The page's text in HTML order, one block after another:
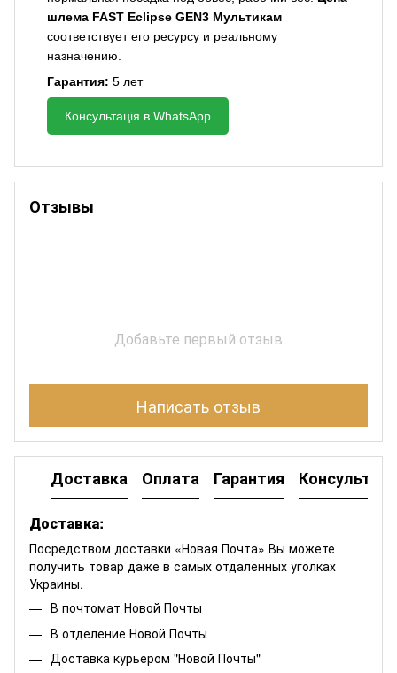
шлема FAST Eclipse GEN3 Мультикам
соответствует его ресурсу и реальному
назначению.
Гарантия: 5 лет
Консультація в WhatsApp
Отзывы
Добавьте первый отзыв
Написать отзыв
Доставка Оплата Гарантия
Доставка:
Посредством доставки «Новая Почта» Вы можете
получить товар даже в самых отдаленных уголках
Украины.
В почтомат Новой Почты
В отделение Новой Почты
Доставка курьером "Новой Почты"